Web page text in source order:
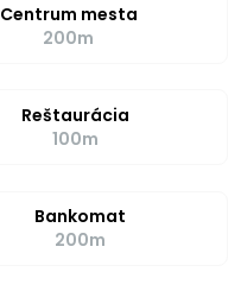
Centrum mesta
200m
Reštaurácia
100m
Bankomat
200m